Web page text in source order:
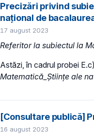
Precizări privind
național de
17 august 2023
Referitor la subiectul la
Astăzi, în cadrul probei
Matematică_Științe ale
[Consultare publică]
16 august 2023